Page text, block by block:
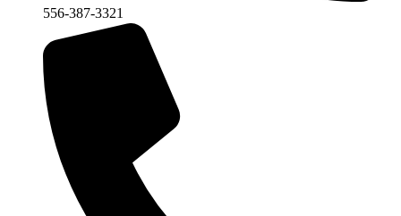
556-387-3321